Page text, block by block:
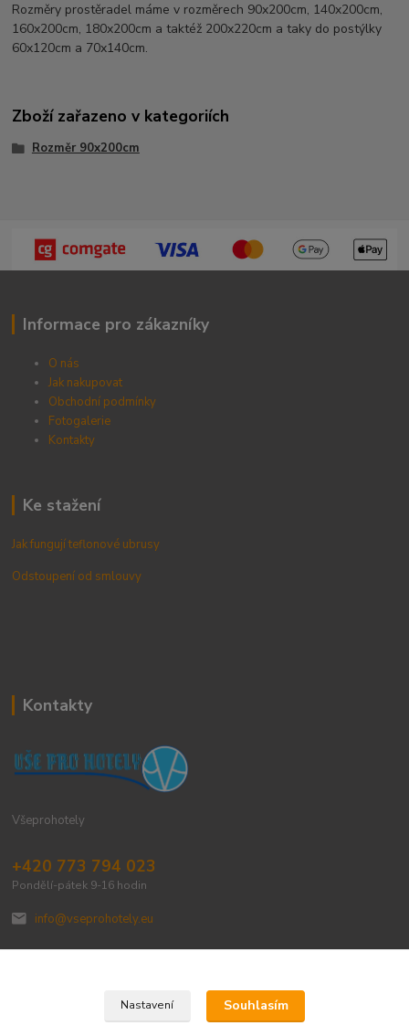
Rozměry prostěradel máme v rozměrech 90x200cm, 140x200cm,
160x200cm, 180x200cm a taktéž 200x220cm a taky do postýlky
60x120cm a 70x140cm.
Zboží zařazeno v kategoriích
Rozměr 90x200cm
Informace pro zákazníky
O nás
Jak nakupovat
Obchodní podmínky
Fotogalerie
Kontakty
Ke stažení
Jak fungují teflonové ubrusy
Odstoupení od smlouvy
Kontakty
Všeprohotely
+420 773 794 023
Pondělí-pátek 9-16 hodin
info@vseprohotely.eu
Upravit sběr cookies.
Nastavení Souhlasím